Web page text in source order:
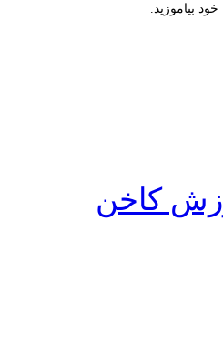
بیاموزید.
کاخن